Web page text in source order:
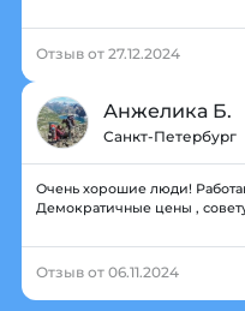
Отзыв от 27.12.2024
Анжелика Б.
Санкт-Петербург
Очень хорошие люди!
Демократичные цены ,
Отзыв от 06.11.2024